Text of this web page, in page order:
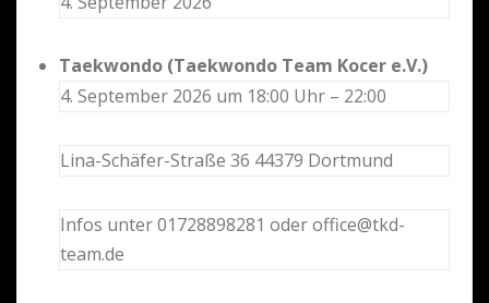
Taekwondo (Taekwondo Team Kocer e.V.)
4. September 2026 um 18:00 Uhr – 22:00
Lina-Schäfer-Straße 36 44379 Dortmund
Infos unter 01728898281 oder office@tkd-
team.de